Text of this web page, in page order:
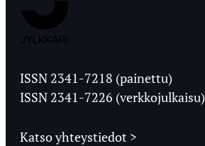
Ylioppilaslehti
ISSN 2341-7218 (painettu)
ISSN 2341-7226 (verkkojulkaisu)
Katso yhteystiedot >